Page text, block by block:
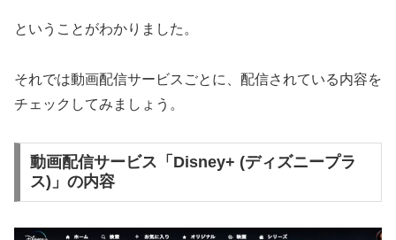
ということがわかりました。
それでは動画配信サービスごとに、配信されている内容を
チェックしてみましょう。
動画配信サービス「Disney+ (ディズニープラ
ス)」の内容